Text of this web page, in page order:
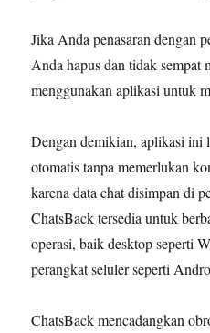
Jika Anda penasaran dengan
Anda hapus dan tidak sempat
menggunakan aplikasi untuk
Dengan demikian, aplikasi ini
otomatis tanpa memerlukan
karena data chat disimpan di
ChatsBack tersedia untuk
operasi, baik desktop seperti
perangkat seluler seperti
ChatsBack mencadangkan